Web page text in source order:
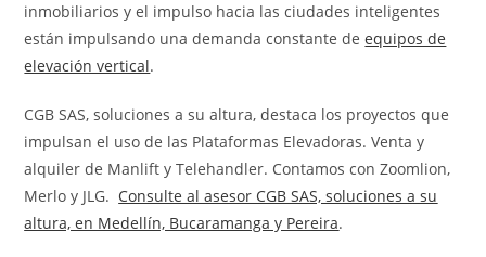
inmobiliarios y el impulso hacia las ciudades inteligentes
están impulsando una demanda constante deequipos de
elevación vertical.
CGB SAS, soluciones a su altura, destaca los proyectos que
impulsan el uso de las Plataformas Elevadoras. Venta y
alquiler de Manlift y Telehandler. Contamos con Zoomlion,
Merlo y JLG. Consulte al asesor CGB SAS, soluciones a su
altura, en Medellín, Bucaramanga y Pereira.